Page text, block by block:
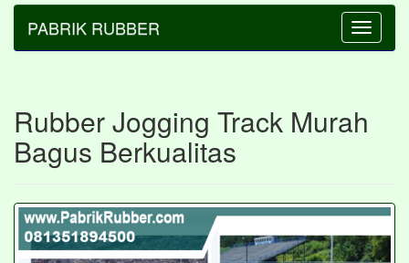
Toggle
PABRIK RUBBER
Rubber Jogging Track Murah
Bagus Berkualitas